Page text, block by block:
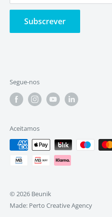
Subscrever
Segue-nos
Aceitamos
© 2026 Beunik
Made: Perto Creative Agency